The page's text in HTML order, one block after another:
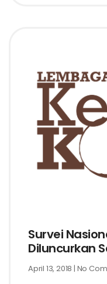
Survei
Diluncurkan
April 13, 2018 No